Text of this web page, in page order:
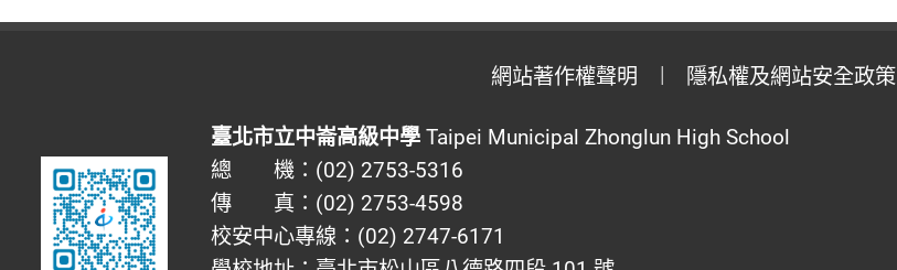
網站著作權聲明 隱私權及網站安全政策
臺北市立中崙高級中學Taipei Municipal Zhonglun High School
總 機：(02) 2753-5316
傳 真：(02) 2753-4598
校安中心專線：(02) 2747-6171